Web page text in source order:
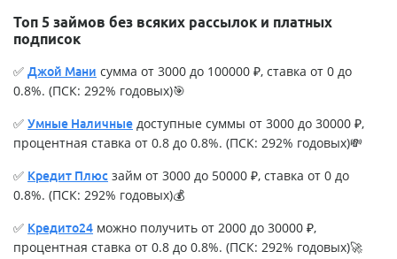
Топ 5 займов без всяких рассылок и платных
подписок
✅ Джой Мани сумма от 3000 до 100000 ₽, ставка от 0 до
0.8%. (ПСК: 292% годовых)🎯
✅ Умные Наличные доступные суммы от 3000 до 30000 ₽,
процентная ставка от 0.8 до 0.8%. (ПСК: 292% годовых)💸
✅ Кредит Плюс займ от 3000 до 50000 ₽, ставка от 0 до
0.8%. (ПСК: 292% годовых)💰
✅ Кредито24 можно получить от 2000 до 30000 ₽,
процентная ставка от 0.8 до 0.8%. (ПСК: 292% годовых)🚀